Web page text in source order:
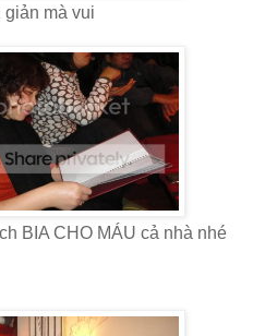
mà vui
BIA CHO MÁU cả nhà nhé